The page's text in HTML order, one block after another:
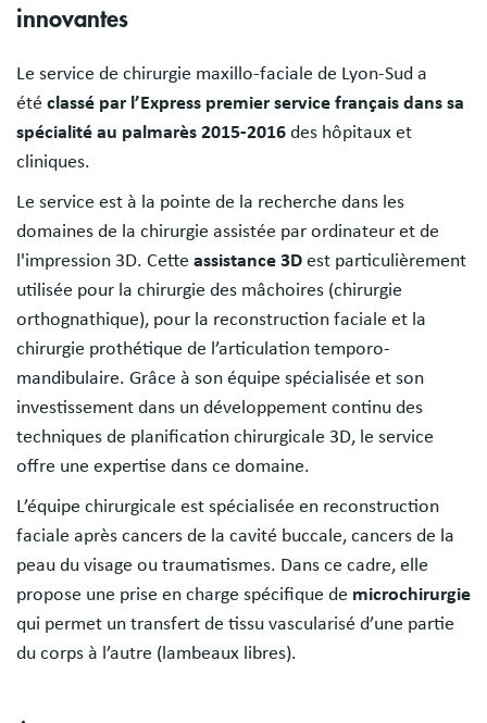
innovantes
Le service de chirurgie maxillo-faciale de Lyon-Sud a
été classé par l’Express premier service français dans sa
spécialité au palmarès 2015-2016 des hôpitaux et
cliniques.
Le service est à la pointe de la recherche dans les
domaines de la chirurgie assistée par ordinateur et de
l'impression 3D. Cette assistance 3D est particulièrement
utilisée pour la chirurgie des mâchoires (chirurgie
orthognathique), pour la reconstruction faciale et la
chirurgie prothétique de l’articulation temporo-
mandibulaire. Grâce à son équipe spécialisée et son
investissement dans un développement continu des
techniques de planification chirurgicale 3D, le service
offre une expertise dans ce domaine.
L’équipe chirurgicale est spécialisée en reconstruction
faciale après cancers de la cavité buccale, cancers de la
peau du visage ou traumatismes. Dans ce cadre, elle
propose une prise en charge spécifique de microchirurgie
qui permet un transfert de tissu vascularisé d’une partie
du corps à l’autre (lambeaux libres).